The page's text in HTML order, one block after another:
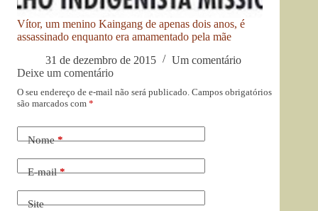
Vítor, um menino Kaingang de apenas dois anos, é
assassinado enquanto era amamentado pela mãe
31 de dezembro de 2015
Um comentário
Deixe um comentário
O seu endereço de e-mail não será publicado. Campos obrigatórios
são marcados com *
Nome*
E-mail*
Site